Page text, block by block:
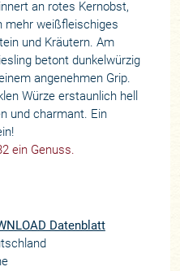
an rotes Kernobst,
mehr weißfleischiges
und Kräutern. Am
betont dunkelwürzig
angenehmen Grip.
Würze erstaunlich hell
und charmant. Ein
ein Genuss.
Datenblatt